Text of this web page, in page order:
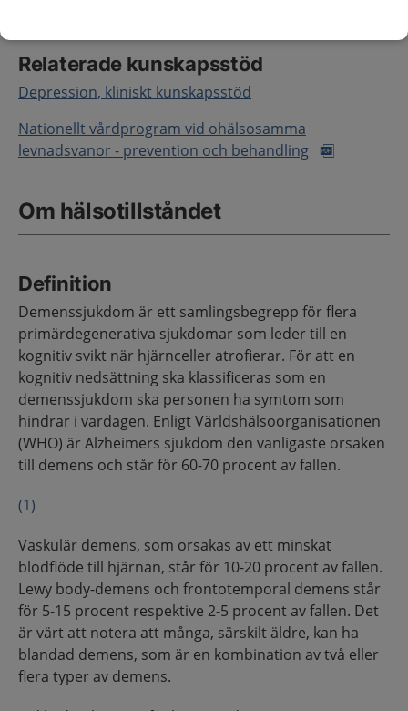
Relaterade kunskapsstöd
Depression, kliniskt kunskapsstöd
Nationellt vårdprogram vid ohälsosamma
levnadsvanor - prevention och behandling
Om hälsotillståndet
Definition
Demenssjukdom är ett samlingsbegrepp för flera
primärdegenerativa sjukdomar som leder till en
kognitiv svikt när hjärnceller atrofierar. För att en
kognitiv nedsättning ska klassificeras som en
demenssjukdom ska personen ha symtom som
hindrar i vardagen. Enligt Världshälsoorganisationen
(WHO) är Alzheimers sjukdom den vanligaste orsaken
till demens och står för 60-70 procent av fallen.
(1)
Vaskulär demens, som orsakas av ett minskat
blodflöde till hjärnan, står för 10-20 procent av fallen.
Lewy body-demens och frontotemporal demens står
för 5-15 procent respektive 2-5 procent av fallen. Det
är värt att notera att många, särskilt äldre, kan ha
blandad demens, som är en kombination av två eller
flera typer av demens.